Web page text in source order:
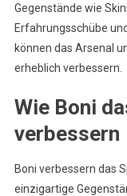
Gegenstände wie
Erfahrungsschübe
können das Arsenal
erheblich verbessern.
Wie Boni
verbessern
Boni verbessern das
einzigartige